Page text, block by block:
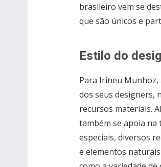
brasileiro vem se
que são únicos e
Estilo do
Para Irineu
dos seus designers,
recursos materiais.
também se apoia
especiais, diversos
e elementos